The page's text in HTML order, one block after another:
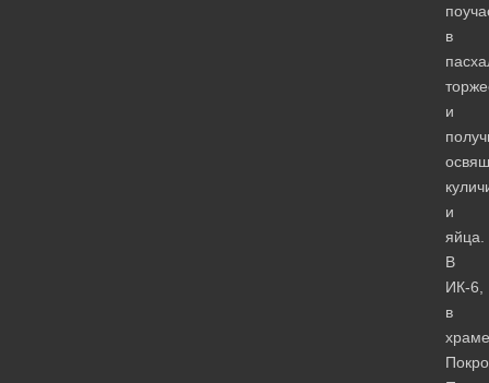
в
и
и
яйца.
В
ИК-6,
в
храме